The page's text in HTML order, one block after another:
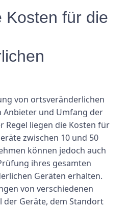
Kosten für die
von ortsveränderlichen
Anbieter und Umfang der
Regel liegen die Kosten für
zwischen 10 und 50
können jedoch auch
ihres gesamten
Geräten erhalten.
von verschiedenen
der Geräte, dem Standort